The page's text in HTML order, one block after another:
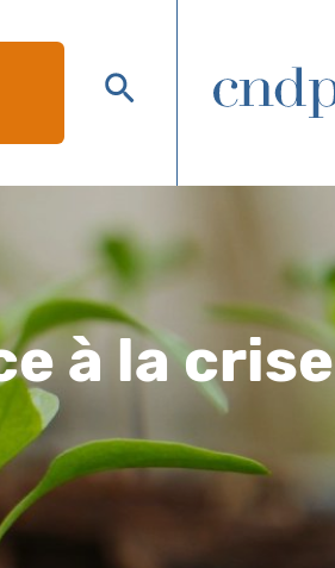
recherche
à la crise